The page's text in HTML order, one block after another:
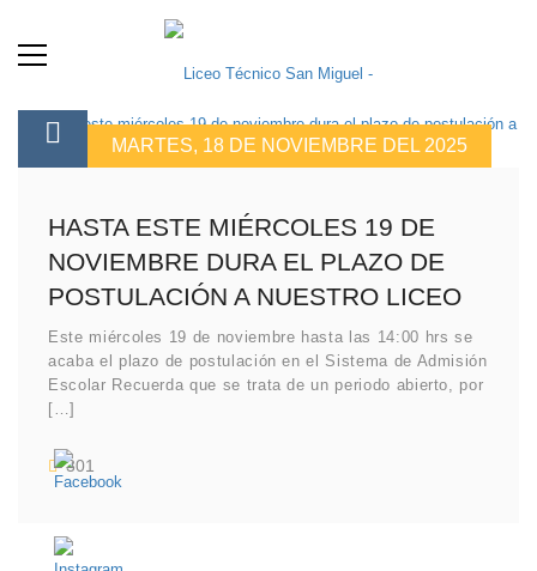
MARTES, 18 DE NOVIEMBRE DEL 2025
HASTA ESTE MIÉRCOLES 19 DE
NOVIEMBRE DURA EL PLAZO DE
POSTULACIÓN A NUESTRO LICEO
Este miércoles 19 de noviembre hasta las 14:00 hrs se
acaba el plazo de postulación en el Sistema de Admisión
Escolar Recuerda que se trata de un periodo abierto, por
[…]
301